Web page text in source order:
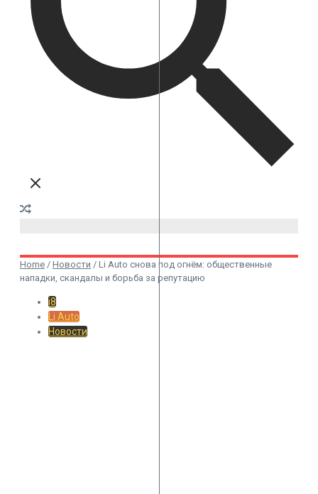
Home / Новости / Li Auto снова под огнём: общественные
нападки, скандалы и борьба за репутацию
i8
Li Auto
Новости